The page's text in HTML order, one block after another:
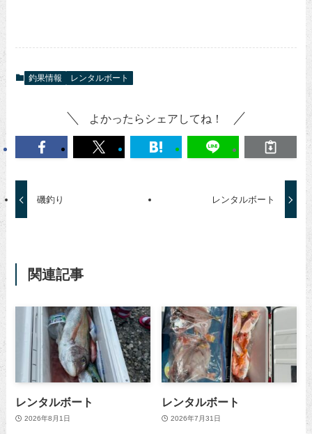
釣果情報 レンタルボート
よかったらシェアしてね！
磯釣り レンタルボート
関連記事
レンタルボート
2026年8月1日
レンタルボート
2026年7月31日